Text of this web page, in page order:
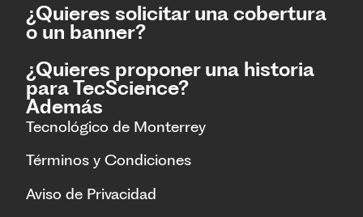
¿Quieres solicitar una cobertura
o un banner?
¿Quieres proponer una historia
para TecScience?
Además
Tecnológico de Monterrey
Términos y Condiciones
Aviso de Privacidad